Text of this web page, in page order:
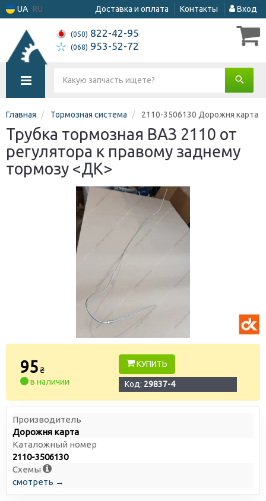
UA RU Доставка и оплата Контакты Вход
(050) 822-42-95
(068) 953-52-72
Главная Тормозная система 2110-3506130 Дорожня карта
Трубка тормозная ВАЗ 2110 от
регулятора к правому заднему
тормозу <ДК>
95₴
в наличии
КУПИТЬ
Код: 29837-4
Производитель
Дорожня карта
Каталожный номер
2110-3506130
Схемы
смотреть →